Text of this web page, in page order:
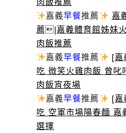
肉飯推薦
嘉義早餐推薦
嘉
薦|嘉義體育館姊妹
肉飯推薦
嘉義早餐推薦
[嘉
吃 微笑火雞肉飯 曾叱
肉飯宵夜場
嘉義早餐推薦
[嘉
吃 空軍市場陽春麵 嘉
選擇